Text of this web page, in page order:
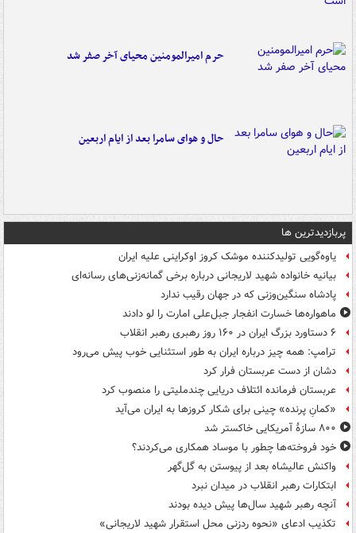
حرم امیرالمومنین محیای آخر صفر شد
حال و هوای سامرا بعد از ایام اربعین
پربازدیدترین ها
یاوه‌گویی تولیدکننده موشک کروز اوکراینی علیه ایران
بیانیه خانواده شهید لاریجانی درباره برخی گمانه‌زنی‌های رسانه‌ای
پادشاه سنگین‌وزنی که در جهان رقیب ندارد
ماهواره‌ها خسارت انفجار جبل‌علی امارت را لو دادند
۶ دستاورد بزرگ ایران در ۱۶۰ روز رهبری رهبر انقلاب
ترامپ: همه چیز درباره ایران به طور استثنایی خوب پیش می‌رود
دشان از دست عربستان فرار کرد
عربستان فرمانده ائتلاف دریایی چندملیتی را منصوب کرد
«کمانِ پرنده» چینی برای شکار کروزها به ایران می‌آید
۸۰۰ سازۀ آمریکایی خاکستر شد
خود فروخته‌ها چطور با موساد همکاری می‌کردند؟
واکنش عالیشاه بعد از پیوستن به گل‌گهر
ابتکارات رهبر انقلاب در میدان نبرد
آنچه رهبر شهید سال‌ها پیش دیده بودند
تکذیب ادعای «نحوه ردزنی محل استقرار شهید لاریجانی»